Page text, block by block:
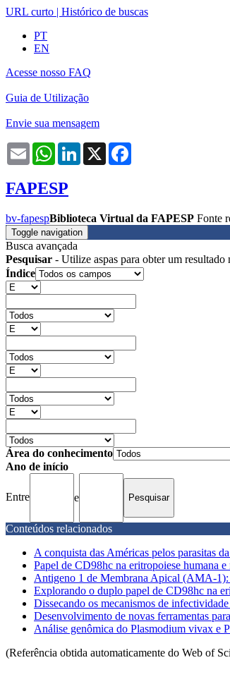
URL curto | Histórico de buscas
PT
EN
Acesse nosso FAQ
Guia de Utilização
Envie sua mensagem
Email WhatsAppLinkedIn
X
FAPESP
bv-fapespBiblioteca Virtual da FAPESP Fonte
Toggle navigation
Busca avançada
Pesquisar - Utilize aspas para obter um resultado
Índice
Área do conhecimento
Ano de início
Entre e
Conteúdos relacionados
A conquista das Américas pelos parasitas
Papel de CD98hc na eritropoiese humana
Antigeno 1 de Membrana Apical
Explorando o duplo papel de CD98hc na
Dissecando os mecanismos de
Desenvolvimento de novas ferramentas
Análise genômica do Plasmodium vivax e
(Referência obtida automaticamente do Web of